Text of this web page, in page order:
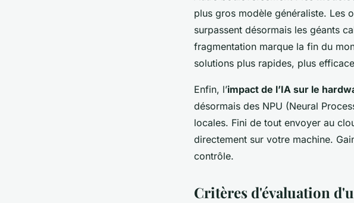
plus gros modèle généraliste. Les
surpassent désormais les géants
fragmentation marque la fin du
solutions plus rapides, plus
Enfin, l’impact de l’IA sur le
désormais des NPU (Neural
locales. Fini de tout envoyer au
directement sur votre machine.
contrôle.
Critères d'évaluation